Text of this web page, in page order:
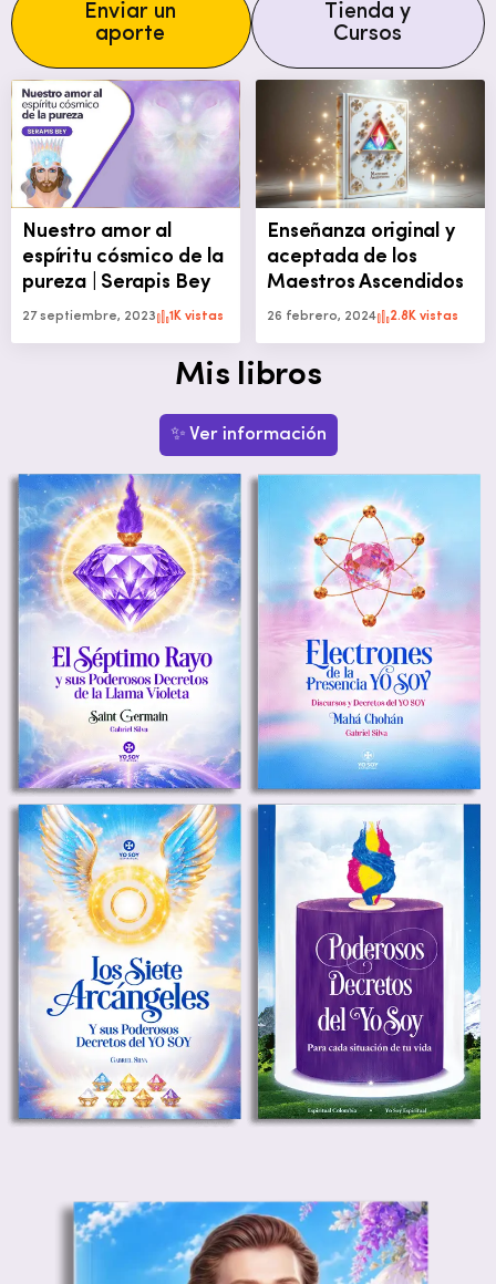
Enviar un
aporte
Tienda y
Cursos
Nuestro amor al
espíritu cósmico de la
pureza | Serapis Bey
27 septiembre, 2023 1K vistas
Enseñanza original y
aceptada de los
Maestros Ascendidos
26 febrero, 2024 2.8K vistas
Mis libros
✨ Ver información